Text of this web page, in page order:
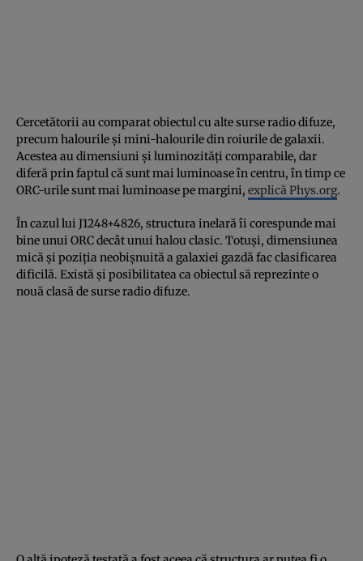
Cercetătorii au comparat obiectul cu alte surse radio difuze,
precum halourile și mini-halourile din roiurile de galaxii.
Acestea au dimensiuni și luminozități comparabile, dar
diferă prin faptul că sunt mai luminoase în centru, în timp ce
ORC-urile sunt mai luminoase pe margini, explică Phys.org.
În cazul lui J1248+4826, structura inelară îi corespunde mai
bine unui ORC decât unui halou clasic. Totuși, dimensiunea
mică și poziția neobișnuită a galaxiei gazdă fac clasificarea
dificilă. Există și posibilitatea ca obiectul să reprezinte o
nouă clasă de surse radio difuze.